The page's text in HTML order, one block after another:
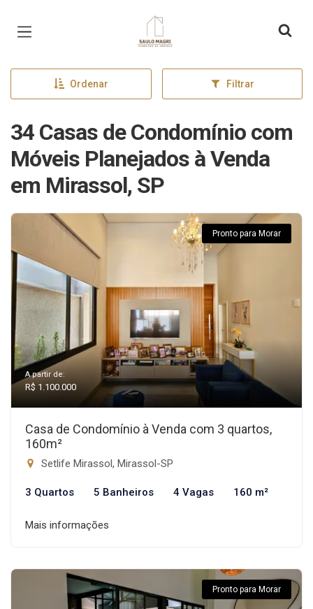
Página inicial
Ordenar Filtrar
34 Casas de Condomínio com
Móveis Planejados à Venda
em Mirassol, SP
Pronto para Morar
A partir de:
R$ 1.100.000
Casa de Condomínio à Venda com 3 quartos,
160m²
Setlife Mirassol, Mirassol-SP
3 Quartos 5 Banheiros 4 Vagas 160 m²
Mais informações
Pronto para Morar